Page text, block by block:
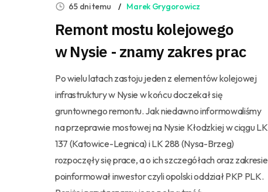
65 dni temu Marek Grygorowicz
Remont mostu kolejowego
w Nysie - znamy zakres prac
Po wielu latach zastoju jeden z elementów kolejowej
infrastruktury w Nysie w końcu doczekał się
gruntownego remontu. Jak niedawno informowaliśmy
na przeprawie mostowej na Nysie Kłodzkiej w ciągu LK
137 (Katowice-Legnica) i LK 288 (Nysa-Brzeg)
rozpoczęły się prace, a o ich szczegółach oraz zakresie
poinformował inwestor czyli opolski oddział PKP PLK.